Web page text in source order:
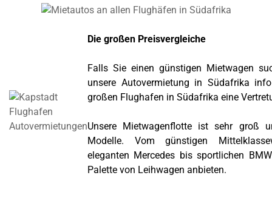
Die großen Preisvergleiche
Falls Sie einen günstigen Mietwagen
unsere Autovermietung in Südafrika
großen Flughafen in Südafrika eine
Unsere Mietwagenflotte ist sehr groß
Modelle. Vom günstigen
eleganten Mercedes bis sportlichen
Palette von Leihwagen anbieten.